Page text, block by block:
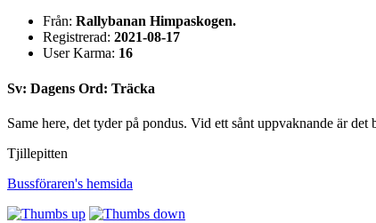
Från: Rallybanan Himpaskogen.
Registrerad: 2021-08-17
User Karma: 16
Sv: Dagens Ord: Träcka
Same here, det tyder på pondus. Vid ett sånt uppvaknande är
Tjillepitten
Bussföraren's hemsida